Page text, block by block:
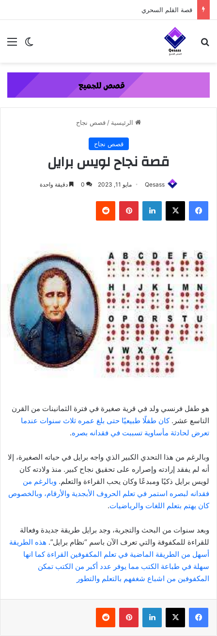
content
قصة القلم السحري
الوضع بحث عن
الرئيسية / قصص نجاح
قصص نجاح
قصة نجاح لويس برايل
Qesass مايو 11, 2023 0 دقيقة واحدة
فيسبوك ‫X لينكدإن بينتيريست
هو طفل فرنسي ولد في قرية صغيرة في فترة الثمانينات من القرن
التاسع عشر.كان طفلًا طبيعيًا حتى بلغ عمره ثلاث سنوات عندما
تعرض لحادثة مأساوية تسببت في فقدانه بصره.
وبالرغم من هذا التحدي الكبير الذي واجه برايل في حياته الصغيرة، إلا
أنه لم يفقد إرادته وإصراره على تحقيق نجاح كبير. منذ ولادته كان
لويس برايل ذكيًا ومبدعًا وكان يحب القراءة والتعلم. وبالرغم من
فقدانه لبصره استمر في تعلم الحروف الأبجدية والأرقام، وبالخصوص
كان يهتم بتعلم اللغات والرياضيات.
وبعد سنوات من البحث والتجربة، وجد برايل طريقة جديدة وفعالة
للقراءة للمكفوفة والتي تعرف الآن باسم “نظام برايل”. هذه الطريقة
أسهل من الطريقة الماضية في تعلم المكفوفين القراءة كما انها
سهلة في طباعة الكتب مما يوفر عدد أكبر من الكتب تمكن
المكفوفين من اشباع شغفهم بالتعلم والتطور
فيسبوك ‫X لينكدإن بينتيريست